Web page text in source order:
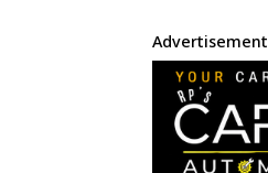
Advertisement